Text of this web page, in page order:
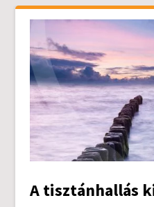
A tisztánhallás